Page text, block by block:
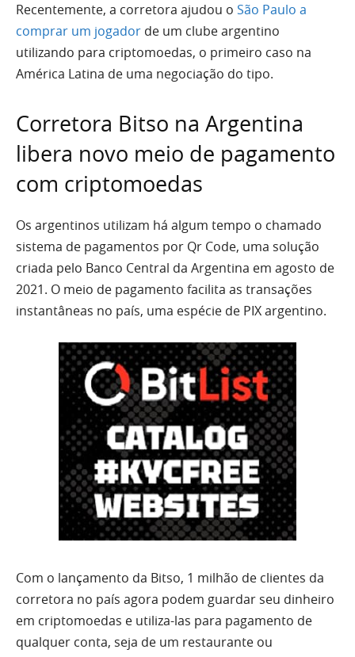
Recentemente, a corretora ajudou o São Paulo a
comprar um jogador de um clube argentino
utilizando para criptomoedas, o primeiro caso na
América Latina de uma negociação do tipo.
Corretora Bitso na Argentina
libera novo meio de pagamento
com criptomoedas
Os argentinos utilizam há algum tempo o chamado
sistema de pagamentos por Qr Code, uma solução
criada pelo Banco Central da Argentina em agosto de
2021. O meio de pagamento facilita as transações
instantâneas no país, uma espécie de PIX argentino.
Com o lançamento da Bitso, 1 milhão de clientes da
corretora no país agora podem guardar seu dinheiro
em criptomoedas e utiliza-las para pagamento de
qualquer conta, seja de um restaurante ou